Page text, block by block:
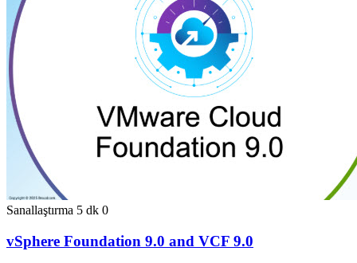
Sanallaştırma 5 dk 0
vSphere Foundation 9.0 and VCF 9.0